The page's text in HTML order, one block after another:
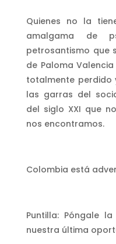
Quienes no la
amalgama de
petrosantismo que
de Paloma
totalmente perdido
las garras del
del siglo XXI que
nos encontramos.
Colombia está
Puntilla: Póngale
nuestra última